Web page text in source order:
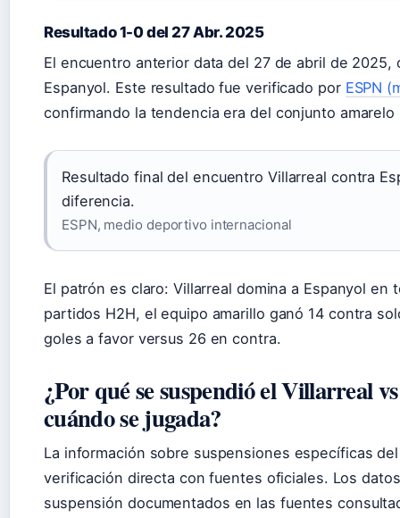
Resultado 1-0 del 27 Abr. 2025
El encuentro anterior data del 27 de abril de
Espanyol. Este resultado fue verificado por ESPN
confirmando la tendencia era del conjunto
Resultado final del encuentro Villarreal contra
diferencia.
ESPN, medio deportivo internacional
El patrón es claro: Villarreal domina a Espanyol en
partidos H2H, el equipo amarillo ganó 14 contra
goles a favor versus 26 en contra.
¿Por qué se suspendió el Villarreal
cuándo se jugada?
La información sobre suspensiones específicas
verificación directa con fuentes oficiales. Los
suspensión documentados en las fuentes